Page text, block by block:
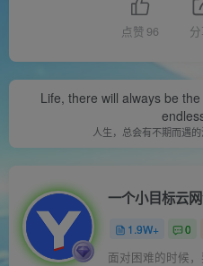
点赞 96
Life, there will always be
人生，总会有不期而遇
一个小目标云
1.9W+ 0